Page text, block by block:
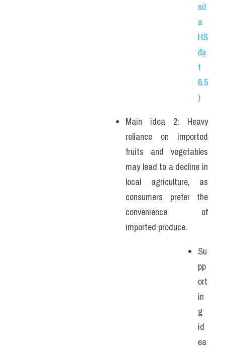
sử
a
HS
đạ
t
6.5
)
Main idea 2: Heavy
reliance on imported
fruits and vegetables
may lead to a decline in
local agriculture, as
consumers prefer the
convenience of
imported produce.
Su
pp
ort
in
g
id
ea